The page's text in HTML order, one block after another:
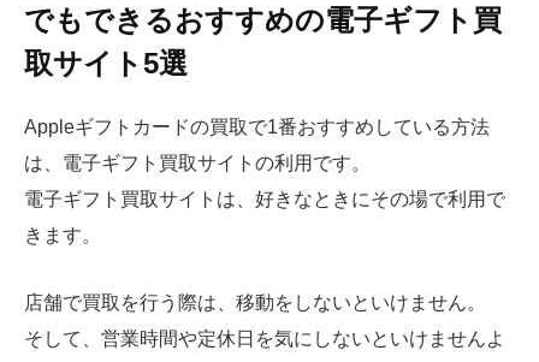
でもできるおすすめの電子ギフト買
取サイト5選
Appleギフトカードの買取で1番おすすめしている方法
は、電子ギフト買取サイトの利用です。
電子ギフト買取サイトは、好きなときにその場で利用で
きます。
店舗で買取を行う際は、移動をしないといけません。
そして、営業時間や定休日を気にしないといけませんよ